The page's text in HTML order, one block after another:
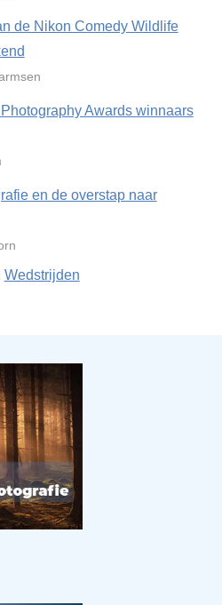
de Nikon Comedy Wildlife
Awards winnaars
en de overstap naar
Wedstrijden